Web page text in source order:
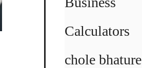
Calculators
chole bhature